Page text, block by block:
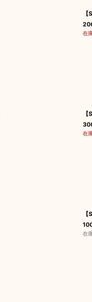
在
在
在